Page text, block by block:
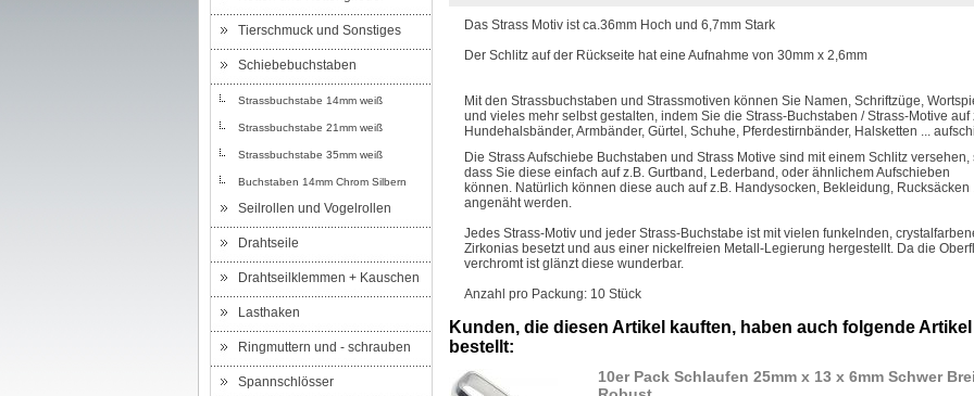
Tierschmuck und Sonstiges
Schiebebuchstaben
Strassbuchstabe 14mm weiß
Strassbuchstabe 21mm weiß
Strassbuchstabe 35mm weiß
Buchstaben 14mm Chrom Silbern
Seilrollen und Vogelrollen
Drahtseile
Drahtseilklemmen + Kauschen
Lasthaken
Ringmuttern und - schrauben
Spannschlösser
Das Strass Motiv ist ca.36mm Hoch und 6,7mm Stark
Der Schlitz auf der Rückseite hat eine Aufnahme von 30mm x 2,6mm
Mit den Strassbuchstaben und Strassmotiven können Sie Namen, Schriftzüge,
und vieles mehr selbst gestalten, indem Sie die Strass-Buchstaben / Strass-Motive auf
Hundehalsbänder, Armbänder, Gürtel, Schuhe, Pferdestirnbänder, Halsketten ...
Die Strass Aufschiebe Buchstaben und Strass Motive sind mit einem Schlitz versehen,
dass Sie diese einfach auf z.B. Gurtband, Lederband, oder ähnlichem Aufschieben
können. Natürlich können diese auch auf z.B. Handysocken, Bekleidung, Rucksäcken
angenäht werden.
Jedes Strass-Motiv und jeder Strass-Buchstabe ist mit vielen funkelnden,
Zirkonias besetzt und aus einer nickelfreien Metall-Legierung hergestellt. Da die
verchromt ist glänzt diese wunderbar.
Anzahl pro Packung: 10 Stück
Kunden, die diesen Artikel kauften, haben auch folgende Artikel
bestellt:
10er Pack Schlaufen 25mm x 13 x 6mm Schwer